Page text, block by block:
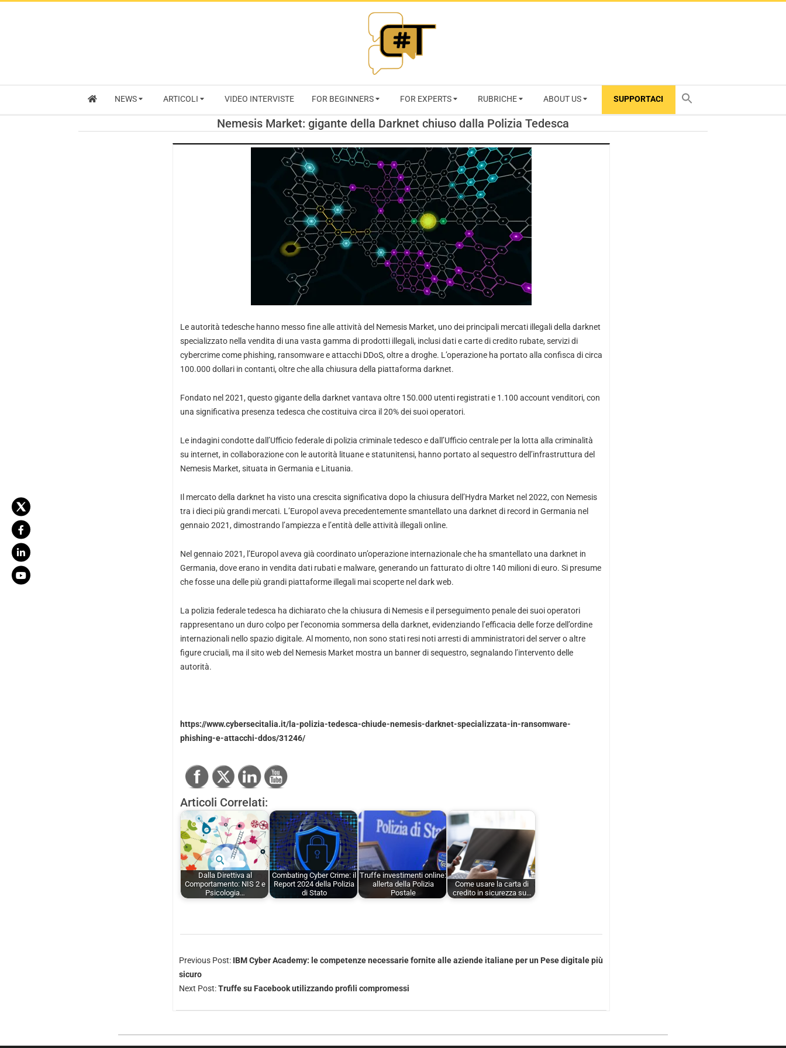
RIVISTA
CYBERSECURITY
TRENDS
NEWS ARTICOLI VIDEO INTERVISTE FOR BEGINNERS FOR EXPERTS RUBRICHE ABOUT US SUPPORTACI
Nemesis Market: gigante della Darknet chiuso dalla Polizia Tedesca
Le autorità tedesche hanno messo fine alle attività del Nemesis Market, uno dei principali mercati illegali della darknet
specializzato nella vendita di una vasta gamma di prodotti illegali, inclusi dati e carte di credito rubate, servizi di
cybercrime come phishing, ransomware e attacchi DDoS, oltre a droghe. L’operazione ha portato alla confisca di circa
100.000 dollari in contanti, oltre che alla chiusura della piattaforma darknet.
Fondato nel 2021, questo gigante della darknet vantava oltre 150.000 utenti registrati e 1.100 account venditori, con
una significativa presenza tedesca che costituiva circa il 20% dei suoi operatori.
Le indagini condotte dall’Ufficio federale di polizia criminale tedesco e dall’Ufficio centrale per la lotta alla criminalità
su internet, in collaborazione con le autorità lituane e statunitensi, hanno portato al sequestro dell’infrastruttura del
Nemesis Market, situata in Germania e Lituania.
Il mercato della darknet ha visto una crescita significativa dopo la chiusura dell’Hydra Market nel 2022, con Nemesis
tra i dieci più grandi mercati. L’Europol aveva precedentemente smantellato una darknet di record in Germania nel
gennaio 2021, dimostrando l’ampiezza e l’entità delle attività illegali online.
Nel gennaio 2021, l’Europol aveva già coordinato un’operazione internazionale che ha smantellato una darknet in
Germania, dove erano in vendita dati rubati e malware, generando un fatturato di oltre 140 milioni di euro. Si presume
che fosse una delle più grandi piattaforme illegali mai scoperte nel dark web.
La polizia federale tedesca ha dichiarato che la chiusura di Nemesis e il perseguimento penale dei suoi operatori
rappresentano un duro colpo per l’economia sommersa della darknet, evidenziando l’efficacia delle forze dell’ordine
internazionali nello spazio digitale. Al momento, non sono stati resi noti arresti di amministratori del server o altre
figure cruciali, ma il sito web del Nemesis Market mostra un banner di sequestro, segnalando l’intervento delle
autorità.
https://www.cybersecitalia.it/la-polizia-tedesca-chiude-nemesis-darknet-specializzata-in-ransomware-
phishing-e-attacchi-ddos/31246/
Articoli Correlati:
Dalla Direttiva al
Comportamento: NIS 2 e
Psicologia…
Combating Cyber Crime: il
Report 2024 della Polizia
di Stato
Truffe investimenti online:
allerta della Polizia
Postale
Come usare la carta di
credito in sicurezza su…
Previous Post: IBM Cyber Academy: le competenze necessarie fornite alle aziende italiane per un Pese digitale più
sicuro
Next Post:Truffe su Facebook utilizzando profili compromessi